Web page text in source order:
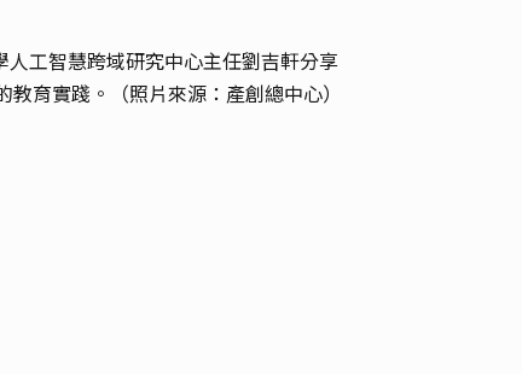
人工智慧跨域研究中心主任劉吉軒分享
育實踐。（照片來源：產創總中心）